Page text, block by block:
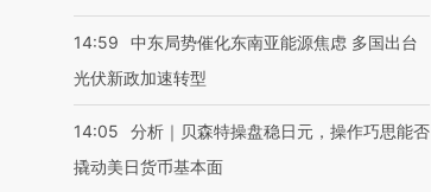
14:59
中东局势催化东南亚能源焦虑 多国出台
光伏新政加速转型
14:05
分析｜贝森特操盘稳日元，操作巧思能否
撬动美日货币基本面